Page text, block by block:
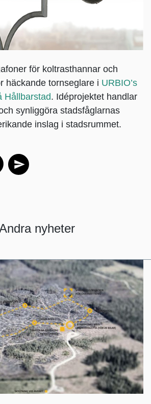
för koltrasthannar och
häckande tornseglare i URBIO’s
Hållbarstad. Idéprojektet handlar
synliggöra stadsfåglarnas
inslag i stadsrummet.
nyheter